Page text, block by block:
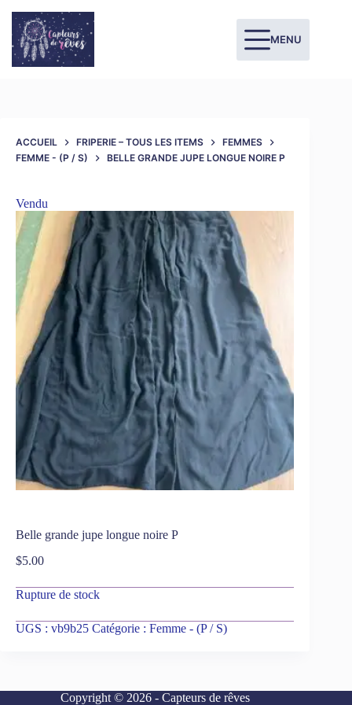
MENU
ACCUEIL FRIPERIE – TOUS LES ITEMS
FEMMES
FEMME - (P / S)
BELLE GRANDE JUPE LONGUE NOIRE P
Vendu
Belle grande jupe longue noire P
$5.00
Rupture de stock
UGS : vb9b25 Catégorie : Femme - (P / S)
Copyright © 2026 - Capteurs de rêves